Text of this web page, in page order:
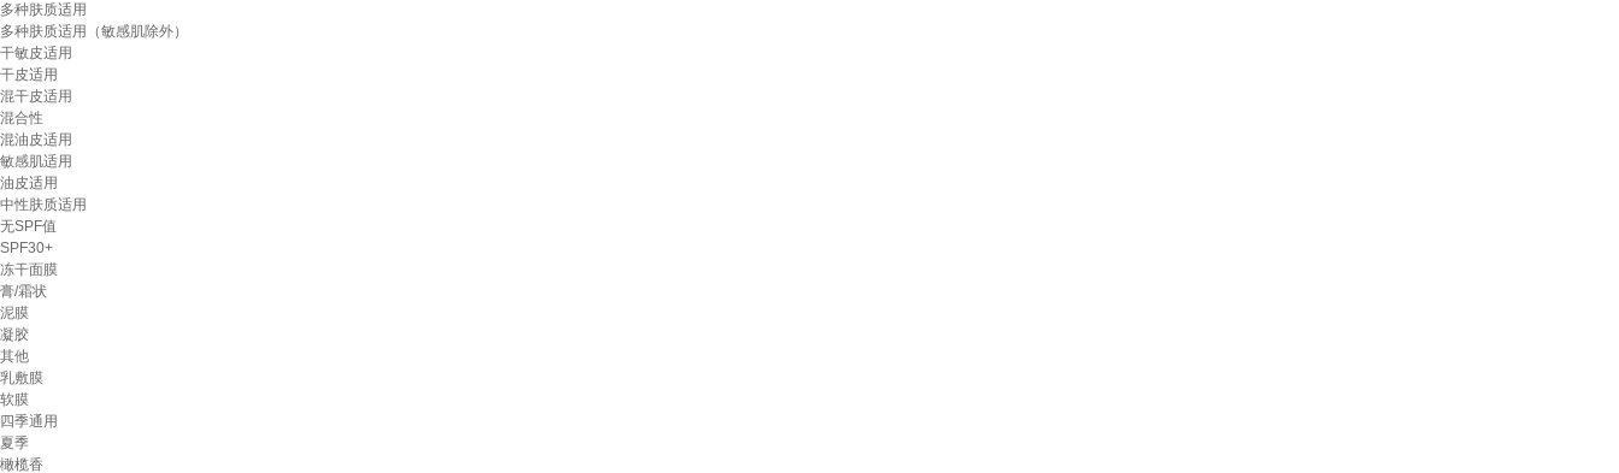
多种肤质适用
多种肤质适用（敏感肌除外）
干敏皮适用
干皮适用
混干皮适用
混合性
混油皮适用
敏感肌适用
油皮适用
中性肤质适用
无SPF值
SPF30+
冻干面膜
膏/霜状
泥膜
凝胶
其他
乳敷膜
软膜
四季通用
夏季
橄榄香